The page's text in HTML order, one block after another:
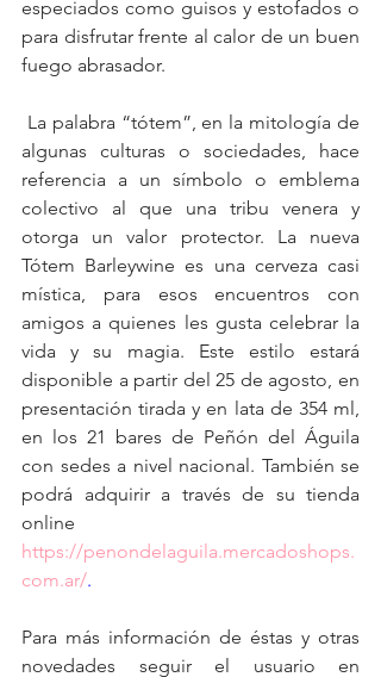
especiados como guisos y estofados o
para disfrutar frente al calor de un buen
fuego abrasador.
La palabra “tótem”, en la mitología de
algunas culturas o sociedades, hace
referencia a un símbolo o emblema
colectivo al que una tribu venera y
otorga un valor protector. La nueva
Tótem Barleywine es una cerveza casi
mística, para esos encuentros con
amigos a quienes les gusta celebrar la
vida y su magia. Este estilo estará
disponible a partir del 25 de agosto, en
presentación tirada y en lata de 354 ml,
en los 21 bares de Peñón del Águila
con sedes a nivel nacional. También se
podrá adquirir a través de su tienda
https://penondelaguila.mercadoshops.
com.ar/.
Para más información de éstas y otras
novedades seguir el usuario en